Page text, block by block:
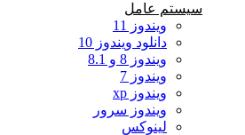
سیستم عامل
ویندوز 11
دانلود ویندوز 10
ویندوز 8 و 8.1
ویندوز 7
ویندوز xp
ویندوز سرور
لینوکس